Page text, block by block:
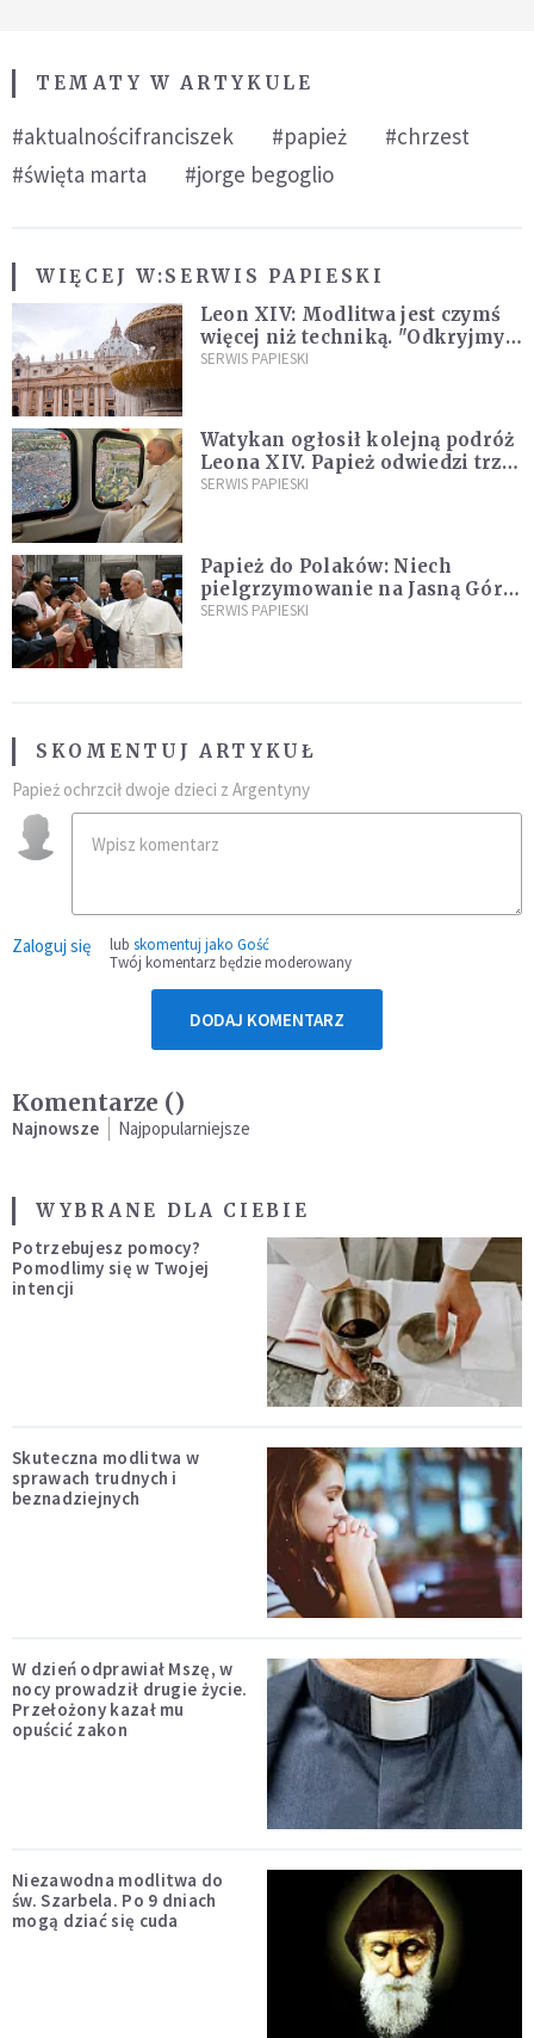
TEMATY W ARTYKULE
#aktualnościfranciszek #papież
#chrzest
#święta marta
#jorge begoglio
WIĘCEJ W:SERWIS PAPIESKI
Leon XIV: Modlitwa jest czymś
więcej niż techniką. "Odkryjmy
ją na nowo"
SERWIS PAPIESKI
Watykan ogłosił kolejną podróż
Leona XIV. Papież odwiedzi trzy
kraje Ameryki Południowej
SERWIS PAPIESKI
Papież do Polaków: Niech
pielgrzymowanie na Jasną Górę
umocni wiarę i nadzieję
SERWIS PAPIESKI
SKOMENTUJ ARTYKUŁ
Papież ochrzcił dwoje dzieci z Argentyny
Zaloguj się lub skomentuj jako Gość
Twój komentarz będzie moderowany
DODAJ KOMENTARZ
Komentarze ()
Najnowsze Najpopularniejsze
WYBRANE DLA CIEBIE
Potrzebujesz pomocy?
Pomodlimy się w Twojej
intencji
Skuteczna modlitwa w
sprawach trudnych i
beznadziejnych
W dzień odprawiał Mszę, w
nocy prowadził drugie życie.
Przełożony kazał mu
opuścić zakon
Niezawodna modlitwa do
św. Szarbela. Po 9 dniach
mogą dziać się cuda